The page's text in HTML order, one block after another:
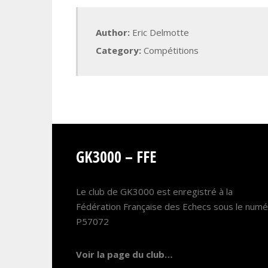
Author: Eric Delmotte
Category: Compétitions
GK3000 – FFE
Le club de GK3000 est enregistré à la
Fédération Française des Echecs sous le
P57072
Voir la page du club…